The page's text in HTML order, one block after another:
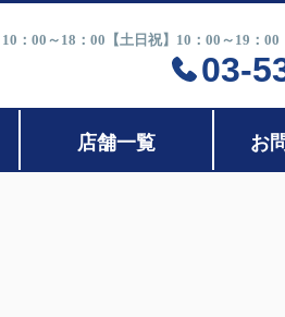
：00～18：00【土日祝】10：00～19：
03-
店舗一覧 お